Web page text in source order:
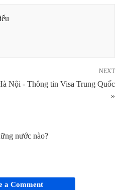
NEXT
Nội - Thông tin Visa Trung Quốc
»
nước nào?
a Comment